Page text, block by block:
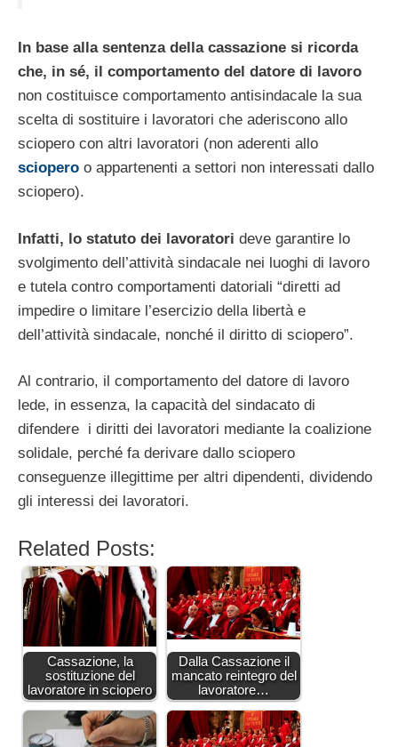
In base alla sentenza della cassazione si ricorda
che, in sé, il comportamento del datore di lavoro
non costituisce comportamento antisindacale la sua
scelta di sostituire i lavoratori che aderiscono allo
sciopero con altri lavoratori (non aderenti allo
sciopero o appartenenti a settori non interessati dallo
sciopero).
Infatti, lo statuto dei lavoratori deve garantire lo
svolgimento dell’attività sindacale nei luoghi di lavoro
e tutela contro comportamenti datoriali “diretti ad
impedire o limitare l’esercizio della libertà e
dell’attività sindacale, nonché il diritto di sciopero”.
Al contrario, il comportamento del datore di lavoro
lede, in essenza, la capacità del sindacato di
difendere i diritti dei lavoratori mediante la coalizione
solidale, perché fa derivare dallo sciopero
conseguenze illegittime per altri dipendenti, dividendo
gli interessi dei lavoratori.
Related Posts:
Cassazione, la
sostituzione del
lavoratore in sciopero
Dalla Cassazione il
mancato reintegro del
lavoratore…